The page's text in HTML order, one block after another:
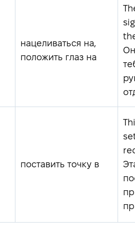
нацеливаться на,
положить глаз на
поставить точку в